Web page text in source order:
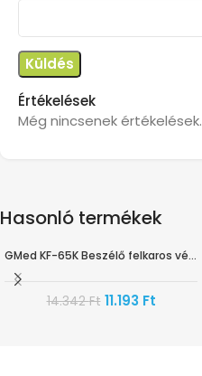
Értékelések
Még nincsenek értékelések.
Hasonló termékek
GMed KF-65K Beszélő felkaros vérnyomásmérő háttérvilágítással
14.342Ft 11.193 Ft